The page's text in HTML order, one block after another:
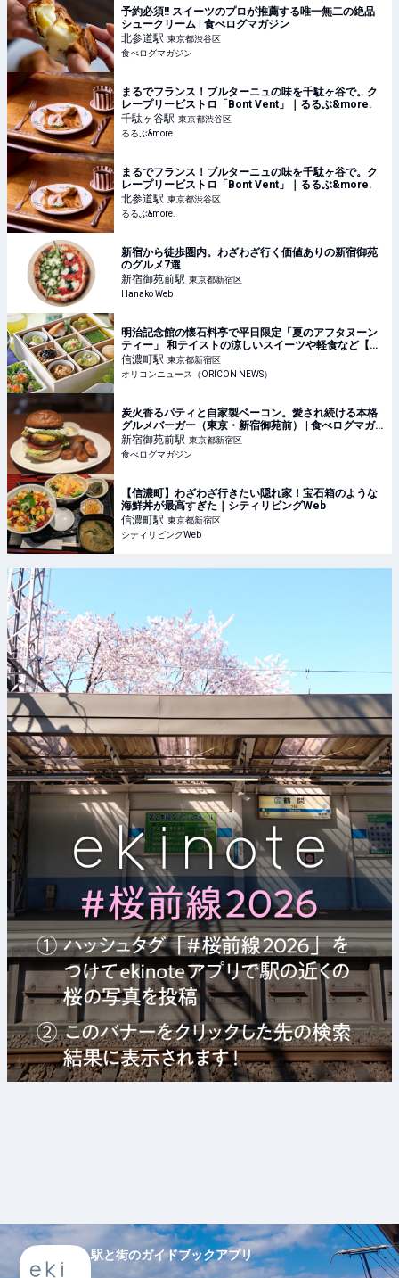
予約必須!! スイーツのプロが推薦する唯一無二の絶品
シュークリーム | 食べログマガジン
北参道駅 東京都渋谷区
食べログマガジン
まるでフランス！ブルターニュの味を千駄ヶ谷で。ク
レープリービストロ「Bont Vent」｜るるぶ&more.
千駄ヶ谷駅 東京都渋谷区
るるぶ&more.
まるでフランス！ブルターニュの味を千駄ヶ谷で。ク
レープリービストロ「Bont Vent」｜るるぶ&more.
北参道駅 東京都渋谷区
るるぶ&more.
新宿から徒歩圏内。わざわざ行く価値ありの新宿御苑
のグルメ7選
新宿御苑前駅 東京都新宿区
Hanako Web
明治記念館の懐石料亭で平日限定「夏のアフタヌーン
ティー」 和テイストの涼しいスイーツや軽食など【メ
ニュー＆価格】
信濃町駅 東京都新宿区
オリコンニュース（ORICON NEWS）
炭火香るパティと自家製ベーコン。愛され続ける本格
グルメバーガー（東京・新宿御苑前） | 食べログマガ
ジン
新宿御苑前駅 東京都新宿区
食べログマガジン
​【信濃町】わざわざ行きたい隠れ家！宝石箱のような
海鮮丼が最高すぎた｜シティリビングWeb
信濃町駅 東京都新宿区
シティリビングWeb
駅と街のガイドブックアプリ